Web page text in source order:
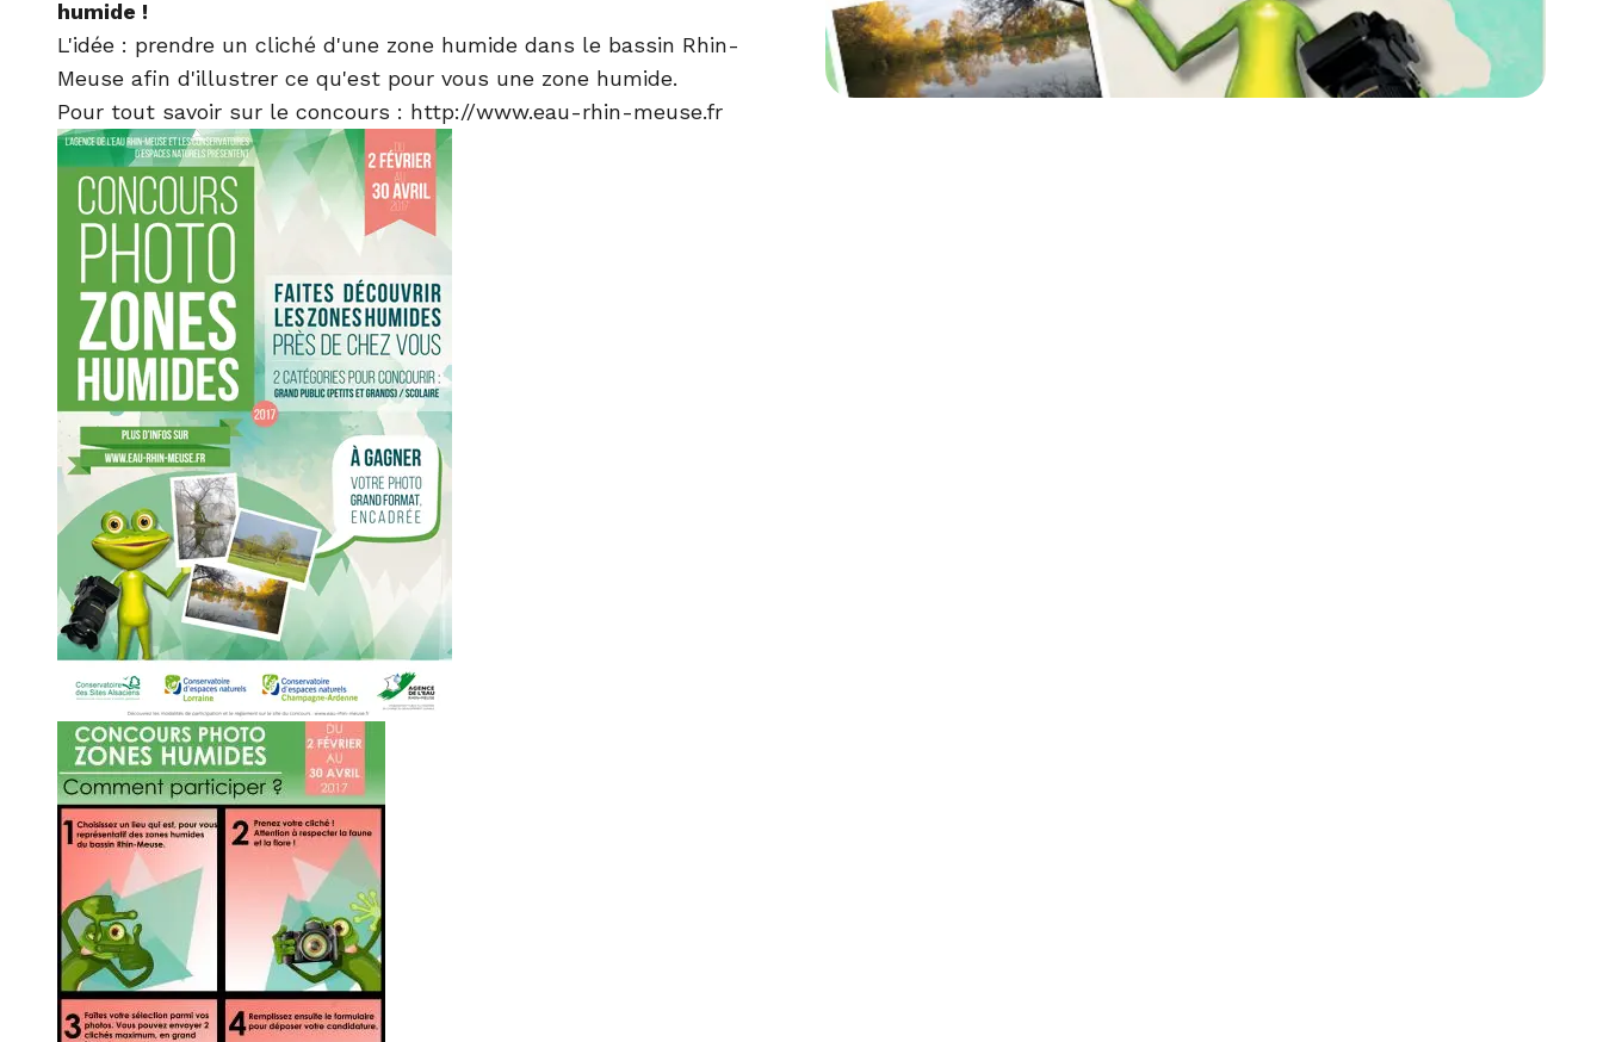
humide !
L'idée : prendre un cliché d'une zone humide dans le bassin Rhin-
Meuse afin d'illustrer ce qu'est pour vous une zone humide.
Pour tout savoir sur le concours : http://www.eau-rhin-meuse.fr